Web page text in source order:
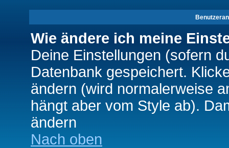
Wie ändere ich meine
Deine Einstellungen (sofern
Datenbank gespeichert.
ändern (wird normalerweise
hängt aber vom Style ab).
ändern
Nach oben